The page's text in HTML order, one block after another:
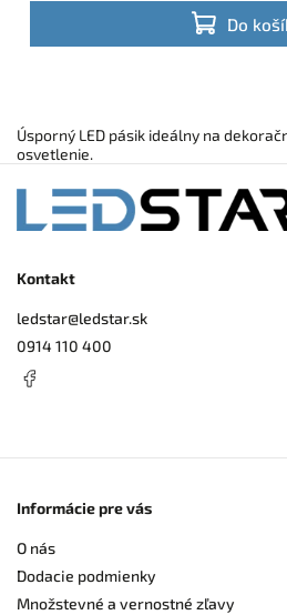
Do
Úsporný LED pásik ideálny na
osvetlenie.
Kontakt
ledstar@ledstar.sk
0914 110 400
Informácie pre vás
O nás
Dodacie podmienky
Množstevné a vernostné zľavy